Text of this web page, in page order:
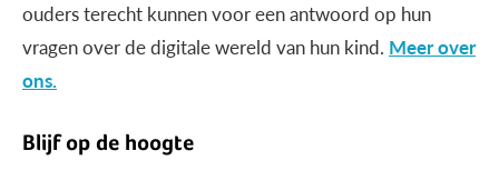
ouders terecht kunnen voor een antwoord op hun
vragen over de digitale wereld van hun kind. Meer over
ons.
Blijf op de hoogte